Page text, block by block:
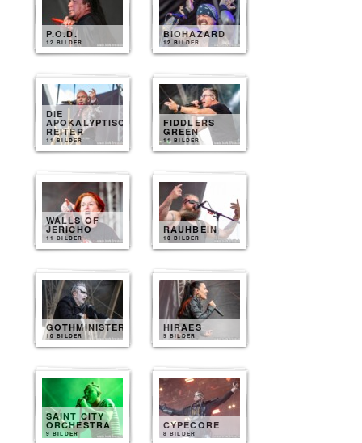
P.O.D.
12 BILDER
BIOHAZARD
12 BILDER
DIE
APOKALYPTISCHEN
REITER
11 BILDER
FIDDLERS
GREEN
11 BILDER
WALLS OF
JERICHO
11 BILDER
RAUHBEIN
10 BILDER
GOTHMINISTER
10 BILDER
HIRAES
9 BILDER
SAINT CITY
ORCHESTRA
9 BILDER
CYPECORE
8 BILDER